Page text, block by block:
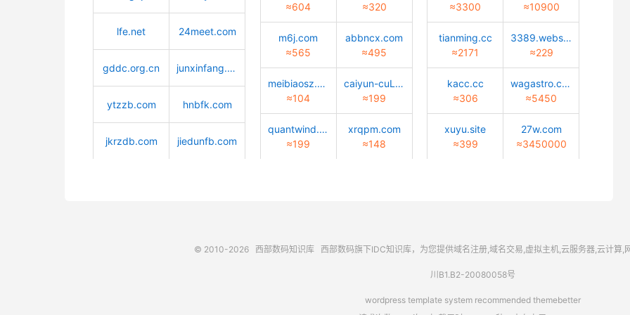
lfe.net 24meet.com
gddc.org.cn junxinfang.com
ytzzb.com hnbfk.com
jkrzdb.com jiedunfb.com
≈604
≈320
m6j.com
≈565
abbncx.com
≈495
meibiaosz.com
≈104
caiyun-cuLture.com
≈199
quantwind.com
≈199
xrqpm.com
≈148
≈3300
≈10900
tianming.cc
≈2171
3389.website
≈229
kacc.cc
≈306
wagastro.com
≈5450
xuyu.site
≈399
27w.com
≈3450000
© 2010-2026 西部数码知识库 西部数码旗下IDC知识库，为您提供域名注册,域名交易,虚拟主机,云服务器,云计算,
川B1.B2-20080058号
wordpress template system recommended themebetter